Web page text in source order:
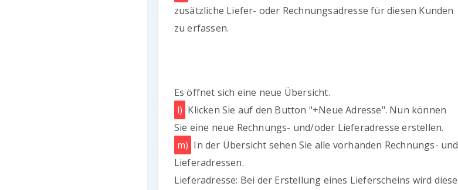
zusätzliche Liefer- oder Rechnungsadresse für diesen Kunden
zu erfassen.
Es öffnet sich eine neue Übersicht.
l) Klicken Sie auf den Button "+Neue Adresse". Nun können
Sie eine neue Rechnungs- und/oder Lieferadresse erstellen.
m) In der Übersicht sehen Sie alle vorhanden Rechnungs- und
Lieferadressen.
Lieferadresse: Bei der Erstellung eines Lieferscheins wird diese